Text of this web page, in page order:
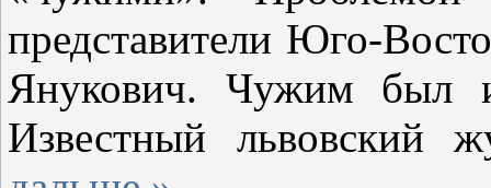
представители Юго-
Янукович. Чужим был
Известный львовский